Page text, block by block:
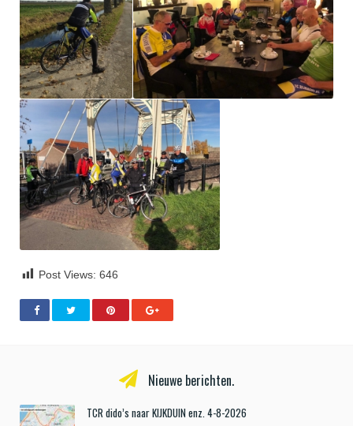
Post Views: 646
Nieuwe berichten.
TCR dido’s naar KIJKDUIN enz. 4-8-2026